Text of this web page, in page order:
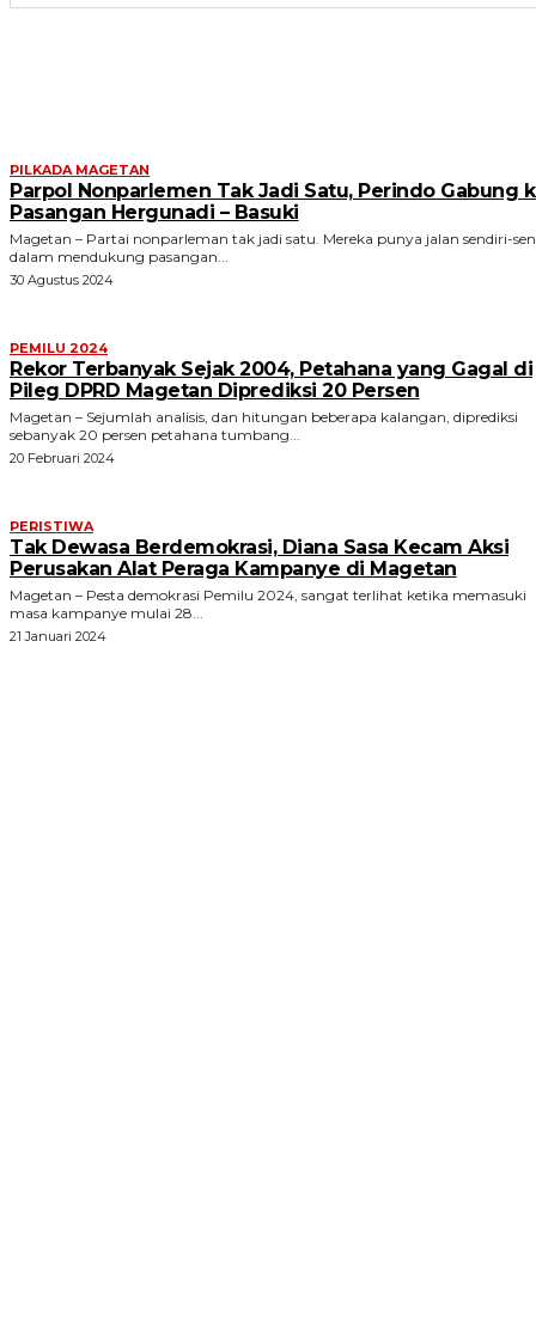
PILKADA MAGETAN
Parpol Nonparlemen Tak Jadi Satu, Perindo Gabung
Pasangan Hergunadi – Basuki
Magetan – Partai nonparleman tak jadi satu. Mereka punya jalan sendiri-
dalam mendukung pasangan...
30 Agustus 2024
PEMILU 2024
Rekor Terbanyak Sejak 2004, Petahana yang Gagal di
Pileg DPRD Magetan Diprediksi 20 Persen
Magetan – Sejumlah analisis, dan hitungan beberapa kalangan, diprediksi
sebanyak 20 persen petahana tumbang...
20 Februari 2024
PERISTIWA
Tak Dewasa Berdemokrasi, Diana Sasa Kecam Aksi
Perusakan Alat Peraga Kampanye di Magetan
Magetan – Pesta demokrasi Pemilu 2024, sangat terlihat ketika memasuki
masa kampanye mulai 28...
21 Januari 2024